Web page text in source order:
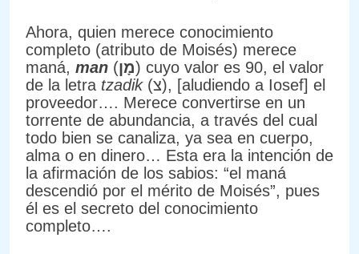
Ahora, quien merece conocimiento
completo (atributo de Moisés) merece
maná, man (מָן) cuyo valor es 90, el valor
de la letra tzadik(צ), [aludiendo a Iosef] el
proveedor…. Merece convertirse en un
torrente de abundancia, a través del cual
todo bien se canaliza, ya sea en cuerpo,
alma o en dinero… Esta era la intención de
la afirmación de los sabios: “el maná
descendió por el mérito de Moisés”, pues
él es el secreto del conocimiento
completo….